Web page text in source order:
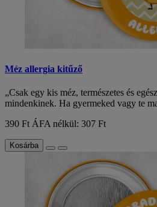
Méz allergia kitűző
„Csak egy kis méz, természetes és
mindenkinek. Ha gyermeked vagy te
390 FtÁFA nélkül: 307 Ft
Kosárba